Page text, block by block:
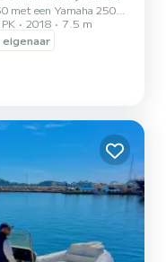
met een Yamaha 250pk
maken het varen
en sportief bij
van 10 tot 12
2018
7.5 m